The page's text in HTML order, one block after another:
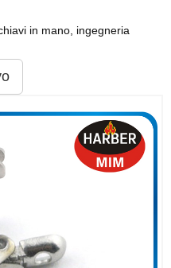
in mano, ingegneria